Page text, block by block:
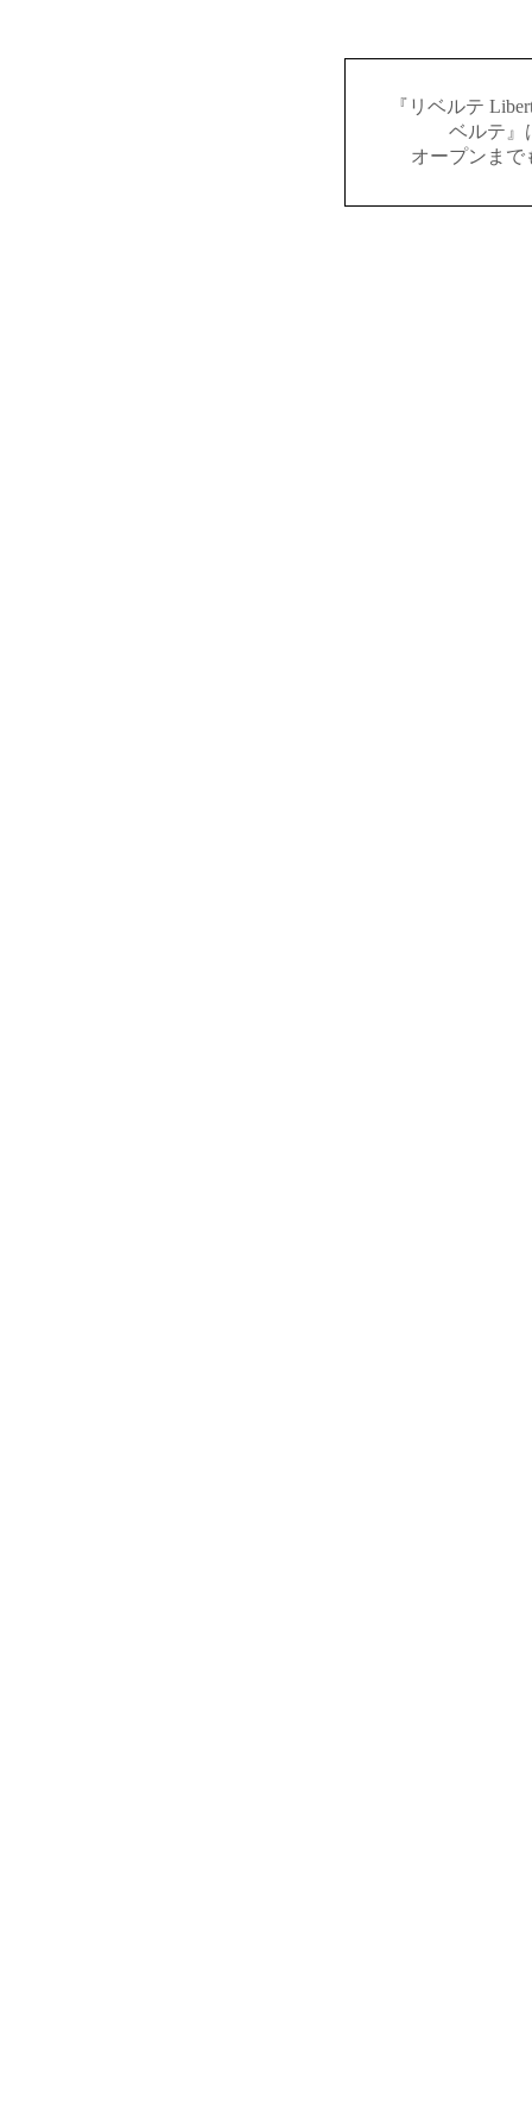
『リベルテ
ベルテ』
オープンまで